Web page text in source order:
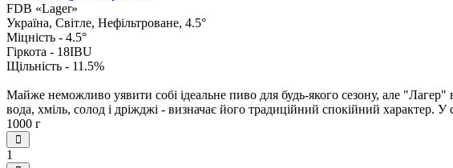
FDB «Lager»
Україна, Світле, Нефільтроване, 4.5°
Міцність - 4.5°
Гіркота - 18IBU
Щільність - 11.5%
Майже неможливо уявити собі ідеальне пиво для будь-якого сезону, але
вода, хміль, солод і дріжджі - визначає його традиційний спокійний характер. У
1000 г
1